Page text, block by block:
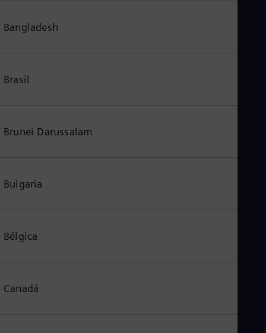
Bangladesh
Brasil
Brunei Darussalam
Bulgaria
Bélgica
Canadá